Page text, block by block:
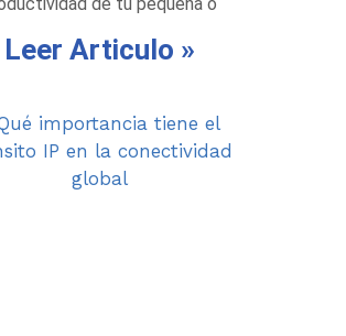
Leer Articulo »